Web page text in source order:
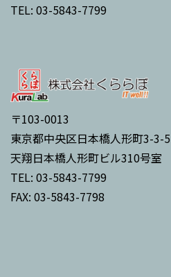
TEL: 03-5843-7799
〒103-0013
東京都中央区日本橋人形町3-3-5
天翔日本橋人形町ビル310号室
TEL: 03-5843-7799
FAX: 03-5843-7798